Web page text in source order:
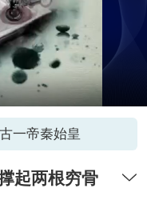
一帝秦始皇
起两根穷骨